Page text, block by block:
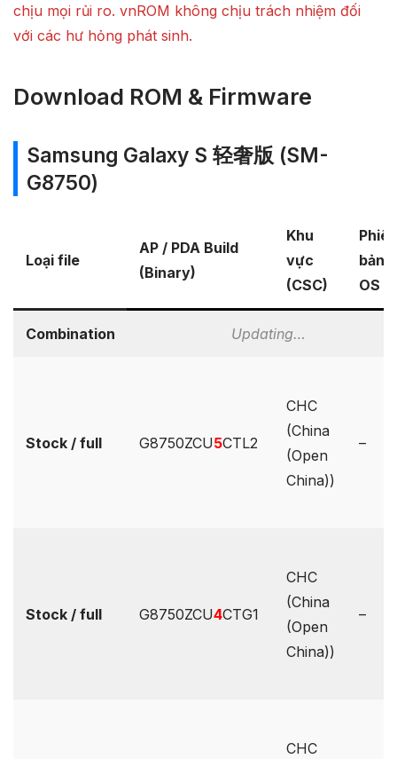
chịu mọi rủi ro. vnROM không chịu trách nhiệm đối
với các hư hỏng phát sinh.
Download ROM & Firmware
Samsung Galaxy S 轻奢版 (SM-
G8750)
Loại file
AP / PDA Build
(Binary)
Khu
vực
(CSC)
Phiên
bản
OS
Combination Updating…
Stock / full G8750ZCU5CTL2
CHC
(China
(Open
China))
–
Stock / full G8750ZCU4CTG1
CHC
(China
(Open
China))
–
CHC